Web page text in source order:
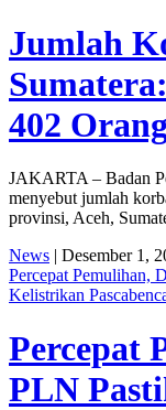
Jumlah
402
JAKARTA – Badan
menyebut jumlah
provinsi, Aceh,
News | Desember 1,
Percepat Pemulihan,
Kelistrikan
Percepat
PLN